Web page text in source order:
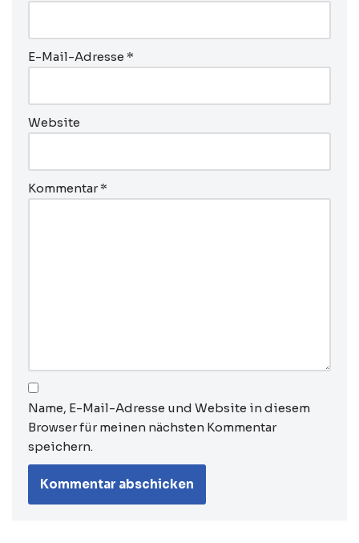
E-Mail-Adresse *
Website
Kommentar*
Name, E-Mail-Adresse und Website in diesem
Browser für meinen nächsten Kommentar
speichern.